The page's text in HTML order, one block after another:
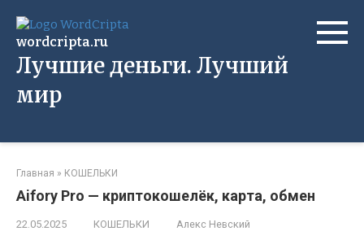
контенту
wordcripta.ru
Лучшие деньги. Лучший
мир
Главная » КОШЕЛЬКИ
Aifory Pro — криптокошелёк, карта, обмен
22.05.2025 КОШЕЛЬКИ Алекс Невский